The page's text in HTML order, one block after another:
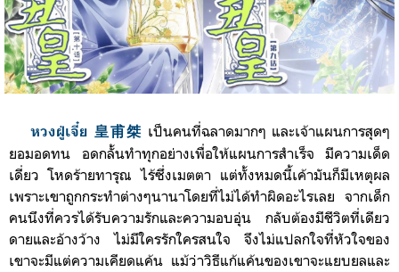
หวงฝู่เจี๋ย 皇甫桀 เป็นคนที่ฉลาดมากๆ และเจ้าแผนการสุดๆ
ยอมอดทน อดกลั้นทำทุกอย่างเพื่อให้แผนการสำเร็จ มีความเด็ด
เดี่ยว โหดร้ายทารุณ ไร้ซึ่งเมตตา แต่ทั้งหมดนี้เค้ามันก็มีเหตุผล
เพราะเขาถูกกระทำต่างๆนานาโดยที่ไม่ได้ทำผิดอะไรเลย จากเด็ก
คนนึงที่ควรได้รับความรักและความอบอุ่น กลับต้องมีชีวิตที่เดียว
ดายและอ้างว้าง ไม่มีใครรักใครสนใจ จึงไม่แปลกใจที่หัวใจของ
เขาจะมีแต่ความเคียดแค้น แม้ว่าวิธีแก้แค้นของเขาจะแยบยลและ